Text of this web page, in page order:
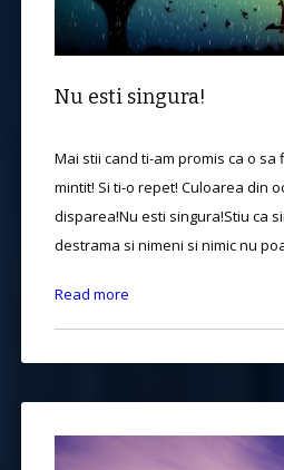
Nu esti singura!
Mai stii cand ti-am promis ca o sa
mintit! Si ti-o repet! Culoarea din
disparea!Nu esti singura!Stiu ca
destrama si nimeni si nimic nu
Read more